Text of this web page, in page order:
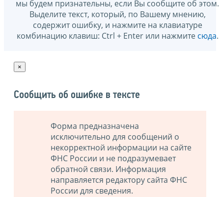
мы будем признательны, если Вы сообщите об этом.
Выделите текст, который, по Вашему мнению,
содержит ошибку, и нажмите на клавиатуре
комбинацию клавиш: Ctrl + Enter или нажмите сюда.
×
Сообщить об ошибке в тексте
Форма предназначена
исключительно для сообщений о
некорректной информации на сайте
ФНС России и не подразумевает
обратной связи. Информация
направляется редактору сайта ФНС
России для сведения.